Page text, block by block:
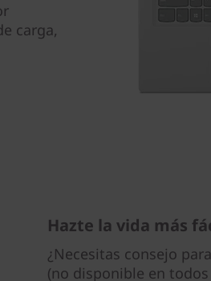
carga,
Hazte la vida más
¿Necesitas consejo
(no disponible en